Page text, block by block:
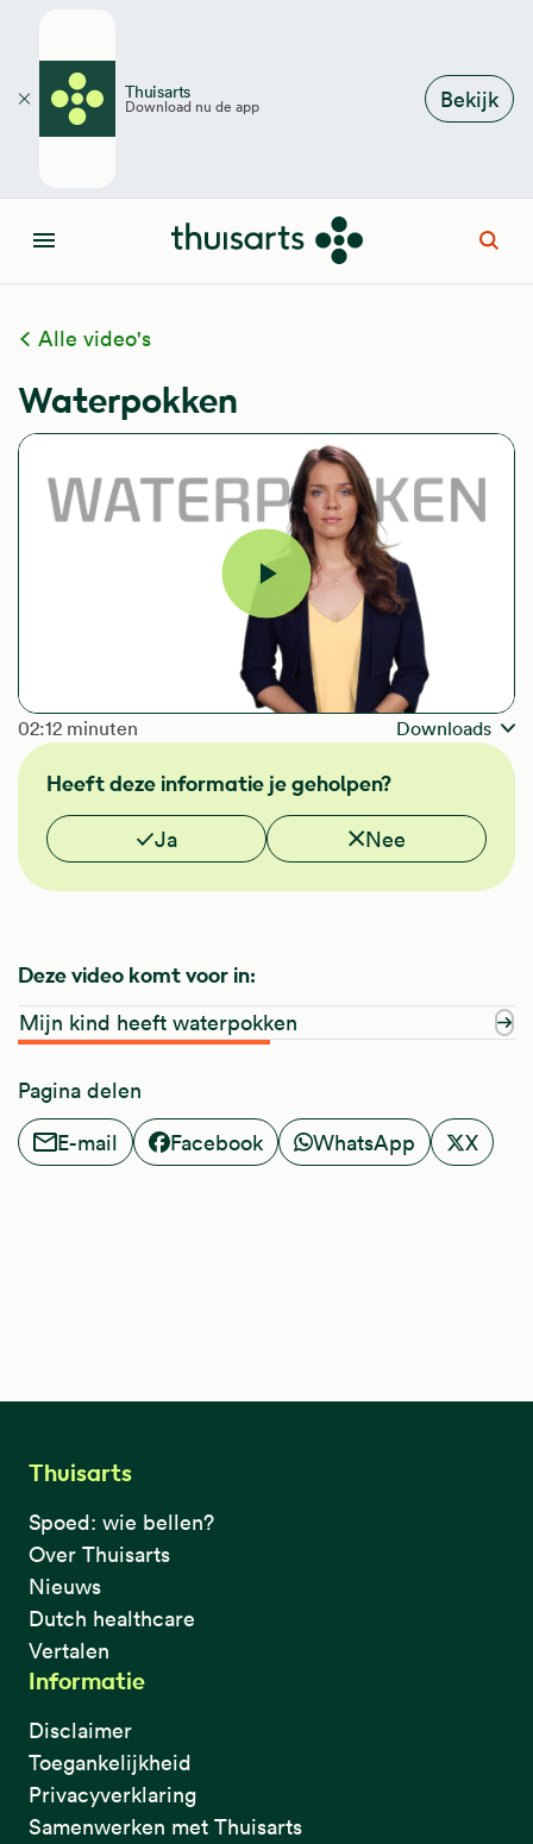
Thuisarts
Download nu de app Bekijk
Sluiten
Menu
Alle video's
Waterpokken
Video
afspelen
The length of the video is
02:12 minuten Downloads
Heeft deze informatie je geholpen?
Vond je deze informatie nuttig?
Ja Nee
Deze video komt voor in:
Mijn kind heeft waterpokken
Pagina delen
E-mail
Facebook WhatsApp X
Thuisarts
Spoed: wie bellen?
Over Thuisarts
Nieuws
Dutch healthcare
Vertalen
Informatie
Disclaimer
Toegankelijkheid
Privacyverklaring
Samenwerken met Thuisarts